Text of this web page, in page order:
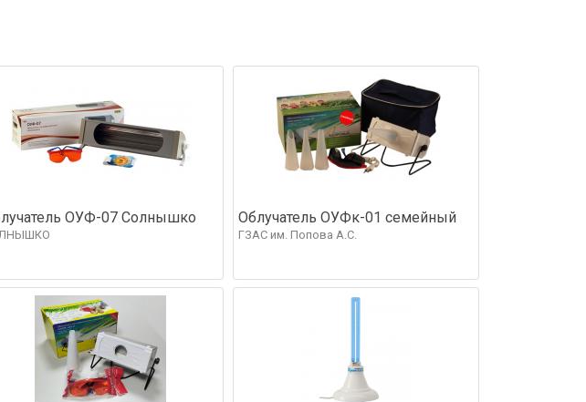
ОУФ-07 Солнышко Облучатель ОУФк-01 семейный
ГЗАС им. Попова А.С.